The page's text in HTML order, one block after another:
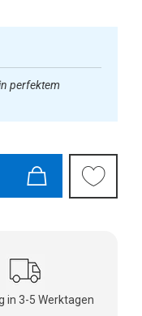
perfektem
in 3-5 Werktagen